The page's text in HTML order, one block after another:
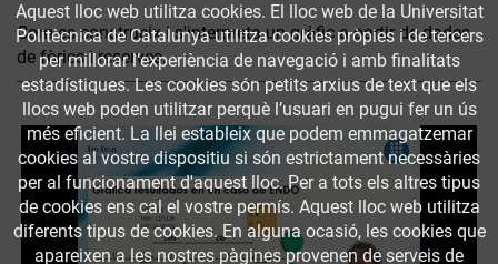
Com es construeix i s'interpreta un gràfic a partir de dades
de fòries i reserves.
Aquest lloc web utilitza cookies. El lloc web de la Universitat
Politècnica de Catalunya utilitza cookies pròpies i de tercers
per millorar l’experiència de navegació i amb finalitats
estadístiques. Les cookies són petits arxius de text que els
llocs web poden utilitzar perquè l’usuari en pugui fer un ús
més eficient. La llei estableix que podem emmagatzemar
cookies al vostre dispositiu si són estrictament necessàries
per al funcionament d'aquest lloc. Per a tots els altres tipus
de cookies ens cal el vostre permís. Aquest lloc web utilitza
diferents tipus de cookies. En alguna ocasió, les cookies que
apareixen a les nostres pàgines provenen de serveis de